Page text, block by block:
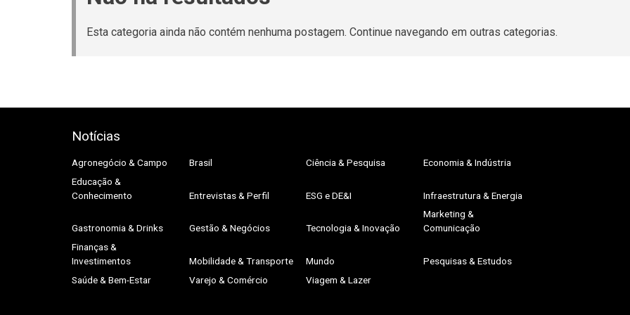
Esta categoria ainda não contém nenhuma postagem. Continue navegando em outras categorias.
Notícias
Agronegócio & Campo Brasil Ciência & Pesquisa
Economia & Indústria
Educação &
Conhecimento
Entrevistas & Perfil ESG e DE&I Infraestrutura & Energia
Gastronomia & Drinks Gestão & Negócios Tecnologia & Inovação
Marketing &
Comunicação
Finanças &
Investimentos
Mobilidade & Transporte Mundo
Pesquisas & Estudos
Saúde & Bem-Estar
Varejo & Comércio Viagem & Lazer